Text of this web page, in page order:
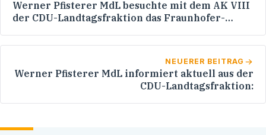
Werner Pfisterer MdL besuchte mit dem AK VIII
der CDU-Landtagsfraktion das Fraunhofer-
NEUERER BEITRAG
Werner Pfisterer MdL informiert aktuell aus der
CDU-Landtagsfraktion: